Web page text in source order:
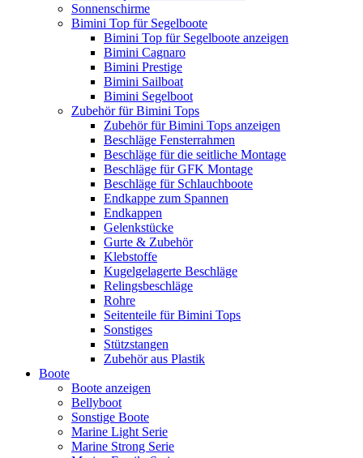
Sonnenschirme
Bimini Top für Segelboote
Bimini Top für Segelboote anzeigen
Bimini Cagnaro
Bimini Prestige
Bimini Sailboat
Bimini Segelboot
Zubehör für Bimini Tops
Zubehör für Bimini Tops anzeigen
Beschläge Fensterrahmen
Beschläge für die seitliche Montage
Beschläge für GFK Montage
Beschläge für Schlauchboote
Endkappe zum Spannen
Endkappen
Gelenkstücke
Gurte & Zubehör
Klebstoffe
Kugelgelagerte Beschläge
Relingsbeschläge
Rohre
Seitenteile für Bimini Tops
Sonstiges
Stützstangen
Zubehör aus Plastik
Boote
Boote anzeigen
Bellyboot
Sonstige Boote
Marine Light Serie
Marine Strong Serie